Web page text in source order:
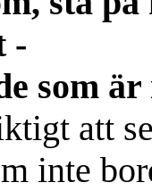
-
som
att
inte